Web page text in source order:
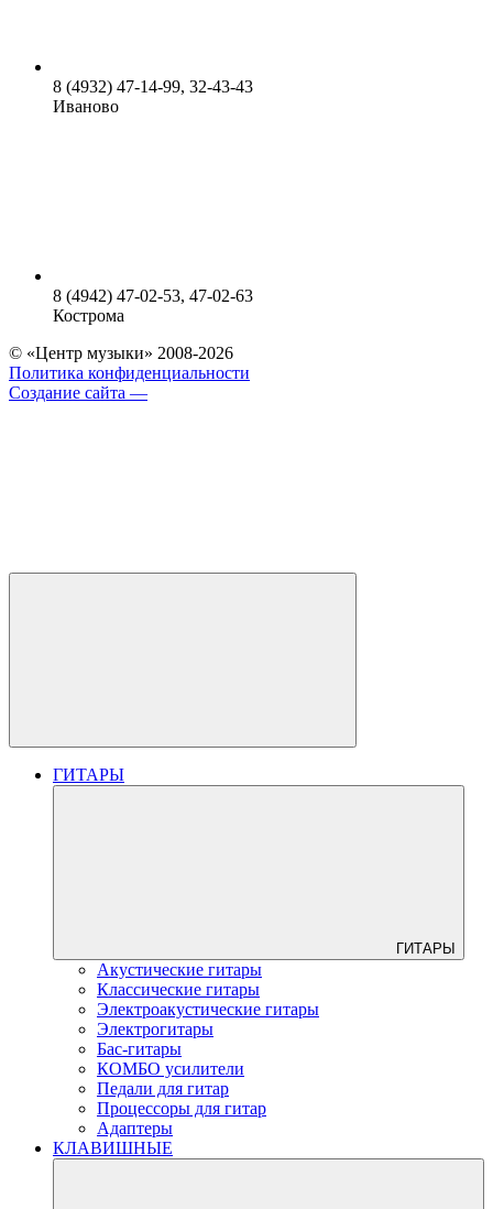
8 (4932) 47-14-99, 32-43-43
Иваново
8 (4942) 47-02-53, 47-02-63
Кострома
© «Центр музыки» 2008-2026
Политика конфиденциальности
Создание сайта —
ГИТАРЫ
ГИТАРЫ
Акустические гитары
Классические гитары
Электроакустические гитары
Электрогитары
Бас-гитары
КОМБО усилители
Педали для гитар
Процессоры для гитар
Адаптеры
КЛАВИШНЫЕ